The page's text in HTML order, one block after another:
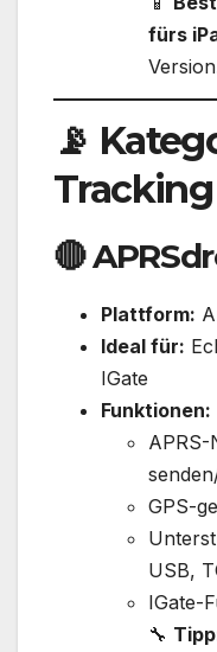
fürs
📡
🔴
Plattform:
Ideal für:
IGate
Funktionen:
GPS-
USB,
IGate-
🔧